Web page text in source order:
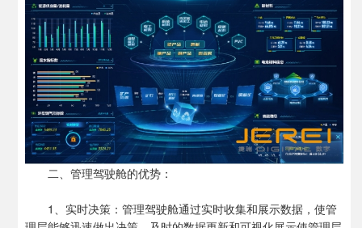
二、管理驾驶舱的优势：
1、实时决策：管理驾驶舱通过实时收集和展示数据，使管